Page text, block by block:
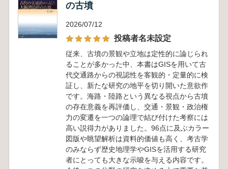
の古墳
2026/07/12
投稿者名未設定
従来、古墳の景観や立地は定性的に論じられ
ることが多かった中、本書はGISを用いて古
代交通路からの視認性を客観的・定量的に検
証し、新たな研究の地平を切り開いた意欲作
です。海路・陸路という異なる視点から古墳
の存在意義を再評価し、交通・景観・政治権
力の変遷を一つの論理で結び付けた考察には
高い説得力がありました。96点に及ぶカラー
図版や眺望解析は資料的価値も高く、考古学
のみならず歴史地理学やGISを活用する研究
者にとっても大きな示唆を与える内容です。